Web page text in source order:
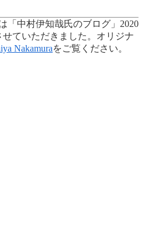
「中村伊知哉氏のブログ」2020
ていただきました。オリジナ
Nakamuraをご覧ください。